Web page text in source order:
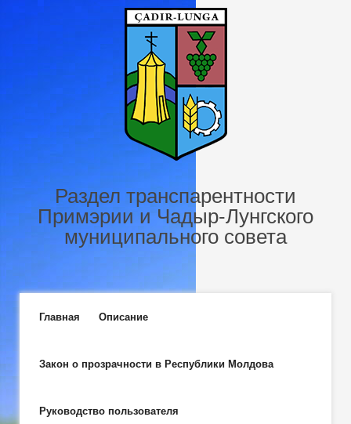
Перейти к основному содержанию
Раздел транспарентности
Примэрии и Чадыр-Лунгского
муниципального совета
Главное меню
Главная Описание
Закон о прозрачности в Республики Молдова
Руководство пользователя